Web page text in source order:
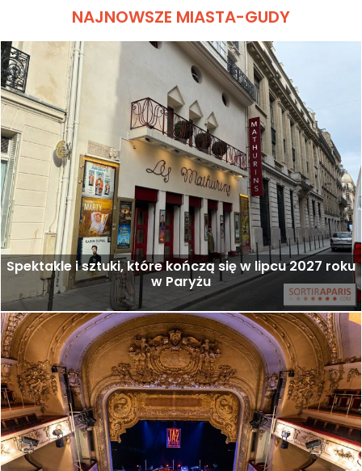
NAJNOWSZE MIASTA-GUDY
Spektakle i sztuki, które kończą się w lipcu 2027 roku
w Paryżu